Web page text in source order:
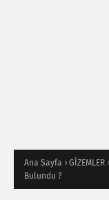
Ana Sayfa GİZEMLER
Bulundu ?